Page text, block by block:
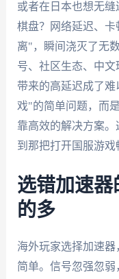
或者在日本也想无
棋盘？网络延迟、
离"，瞬间浇灭了无
号、社区生态、中
带来的高延迟成了
戏"的简单问题，而
靠高效的解决方案
到那把打开国服游戏
选错加速器
的多
海外玩家选择加速
简单。信号忽强忽